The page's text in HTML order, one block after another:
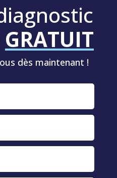
GRATUIT
dès maintenant !